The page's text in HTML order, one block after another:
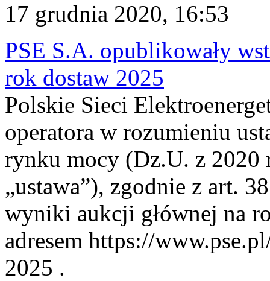
17 grudnia 2020, 16:53
PSE S.A. opublikowały
rok dostaw 2025
Polskie Sieci
operatora w rozumieniu
rynku mocy (Dz.U. z 2020
„ustawa”), zgodnie z art.
wyniki aukcji głównej na
adresem https://
2025 .